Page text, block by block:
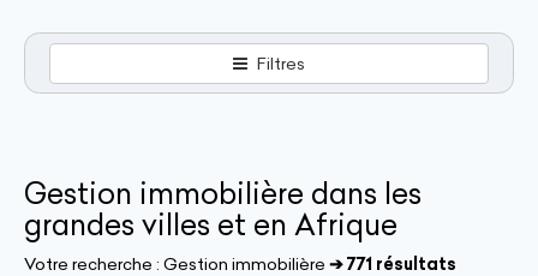
Filtres
Gestion immobilière dans les
grandes villes et en Afrique
Votre recherche : Gestion immobilière ➔ 771 résultats